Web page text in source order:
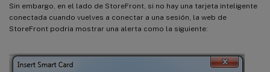
Sin embargo, en el lado de StoreFront, si no hay una tarjeta inteligente
conectada cuando vuelves a conectar a una sesión, la web de
StoreFront podría mostrar una alerta como la siguiente: